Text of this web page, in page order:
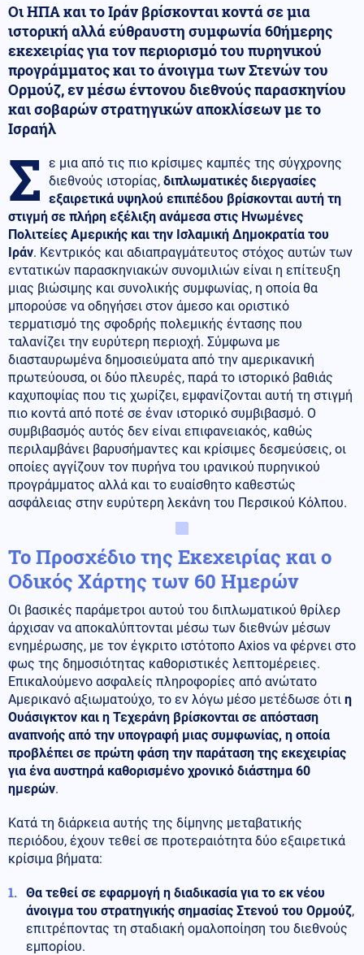
Οι ΗΠΑ και το Ιράν βρίσκονται κοντά σε μια
ιστορική αλλά εύθραυστη συμφωνία 60ήμερης
εκεχειρίας για τον περιορισμό του πυρηνικού
προγράμματος και το άνοιγμα των Στενών του
Ορμούζ, εν μέσω έντονου διεθνούς παρασκηνίου
και σοβαρών στρατηγικών αποκλίσεων με το
Ισραήλ
Σ ε μια από τις πιο κρίσιμες καμπές της σύγχρονης
διεθνούς ιστορίας, διπλωματικές διεργασίες
εξαιρετικά υψηλού επιπέδου βρίσκονται αυτή τη
στιγμή σε πλήρη εξέλιξη ανάμεσα στις Ηνωμένες
Πολιτείες Αμερικής και την Ισλαμική Δημοκρατία του
Ιράν. Κεντρικός και αδιαπραγμάτευτος στόχος αυτών των
εντατικών παρασκηνιακών συνομιλιών είναι η επίτευξη
μιας βιώσιμης και συνολικής συμφωνίας, η οποία θα
μπορούσε να οδηγήσει στον άμεσο και οριστικό
τερματισμό της σφοδρής πολεμικής έντασης που
ταλανίζει την ευρύτερη περιοχή. Σύμφωνα με
διασταυρωμένα δημοσιεύματα από την αμερικανική
πρωτεύουσα, οι δύο πλευρές, παρά το ιστορικό βαθιάς
καχυποψίας που τις χωρίζει, εμφανίζονται αυτή τη στιγμή
πιο κοντά από ποτέ σε έναν ιστορικό συμβιβασμό. Ο
συμβιβασμός αυτός δεν είναι επιφανειακός, καθώς
περιλαμβάνει βαρυσήμαντες και κρίσιμες δεσμεύσεις, οι
οποίες αγγίζουν τον πυρήνα του ιρανικού πυρηνικού
προγράμματος αλλά και το ευαίσθητο καθεστώς
ασφάλειας στην ευρύτερη λεκάνη του Περσικού Κόλπου.
Το Προσχέδιο της Εκεχειρίας και ο
Οδικός Χάρτης των 60 Ημερών
Οι βασικές παράμετροι αυτού του διπλωματικού θρίλερ
άρχισαν να αποκαλύπτονται μέσω των διεθνών μέσων
ενημέρωσης, με τον έγκριτο ιστότοπο Axios να φέρνει στο
φως της δημοσιότητας καθοριστικές λεπτομέρειες.
Επικαλούμενο ασφαλείς πληροφορίες από ανώτατο
Αμερικανό αξιωματούχο, το εν λόγω μέσο μετέδωσε ότι η
Ουάσιγκτον και η Τεχεράνη βρίσκονται σε απόσταση
αναπνοής από την υπογραφή μιας συμφωνίας, η οποία
προβλέπει σε πρώτη φάση την παράταση της εκεχειρίας
για ένα αυστηρά καθορισμένο χρονικό διάστημα 60
ημερών.
Κατά τη διάρκεια αυτής της δίμηνης μεταβατικής
περιόδου, έχουν τεθεί σε προτεραιότητα δύο εξαιρετικά
κρίσιμα βήματα:
Θα τεθεί σε εφαρμογή η διαδικασία για το εκ νέου
άνοιγμα του στρατηγικής σημασίας Στενού του Ορμούζ,
επιτρέποντας τη σταδιακή ομαλοποίηση του διεθνούς
εμπορίου.